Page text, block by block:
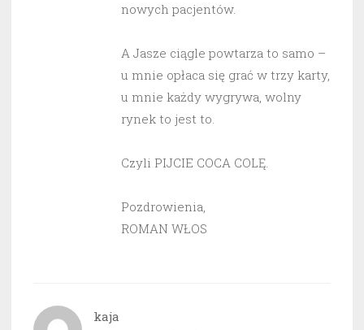
nowych pacjentów.
A Jasze ciągle powtarza to samo –
u mnie opłaca się grać w trzy karty,
u mnie każdy wygrywa, wolny
rynek to jest to.
Czyli PIJCIE COCA COLĘ.
Pozdrowienia,
ROMAN WŁOS
kaja